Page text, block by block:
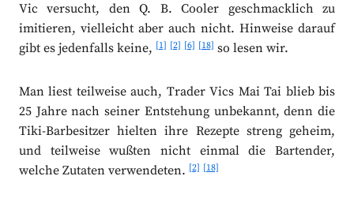
Vic versucht, den Q. B. Cooler geschmacklich zu
imitieren, vielleicht aber auch nicht. Hinweise darauf
gibt es jedenfalls keine,[1] [2] [6] [18] so lesen wir.
Man liest teilweise auch, Trader Vics Mai Tai blieb bis
25 Jahre nach seiner Entstehung unbekannt, denn die
Tiki-Barbesitzer hielten ihre Rezepte streng geheim,
und teilweise wußten nicht einmal die Bartender,
welche Zutaten verwendeten.[2] [18]